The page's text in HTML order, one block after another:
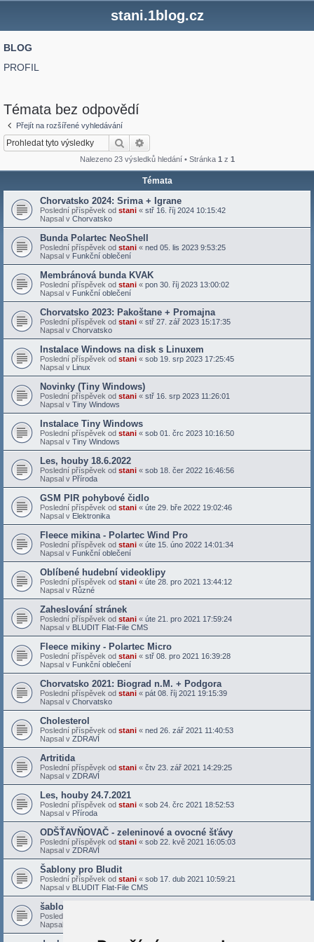
stani.1blog.cz
BLOG
PROFIL
Témata bez odpovědí
Přejít na rozšířené vyhledávání
Hledat
Nalezeno 23 výsledků hledání • Stránka 1 z 1
Témata
Chorvatsko 2024: Srima + Igrane
Poslední příspěvek od stani « stř 16. říj 2024 10:15:42
Napsal v Chorvatsko
Bunda Polartec NeoShell
Poslední příspěvek od stani « ned 05. lis 2023 9:53:25
Napsal v Funkční oblečení
Membránová bunda KVAK
Poslední příspěvek od stani « pon 30. říj 2023 13:00:02
Napsal v Funkční oblečení
Chorvatsko 2023: Pakoštane + Promajna
Poslední příspěvek od stani « stř 27. zář 2023 15:17:35
Napsal v Chorvatsko
Instalace Windows na disk s Linuxem
Poslední příspěvek od stani « sob 19. srp 2023 17:25:45
Napsal v Linux
Novinky (Tiny Windows)
Poslední příspěvek od stani « stř 16. srp 2023 11:26:01
Napsal v Tiny Windows
Instalace Tiny Windows
Poslední příspěvek od stani « sob 01. črc 2023 10:16:50
Napsal v Tiny Windows
Les, houby 18.6.2022
Poslední příspěvek od stani « sob 18. čer 2022 16:46:56
Napsal v Příroda
GSM PIR pohybové čidlo
Poslední příspěvek od stani « úte 29. bře 2022 19:02:46
Napsal v Elektronika
Fleece mikina - Polartec Wind Pro
Poslední příspěvek od stani « úte 15. úno 2022 14:01:34
Napsal v Funkční oblečení
Oblíbené hudební videoklipy
Poslední příspěvek od stani « úte 28. pro 2021 13:44:12
Napsal v Různé
Zaheslování stránek
Poslední příspěvek od stani « úte 21. pro 2021 17:59:24
Napsal v BLUDIT Flat-File CMS
Fleece mikiny - Polartec Micro
Poslední příspěvek od stani « stř 08. pro 2021 16:39:28
Napsal v Funkční oblečení
Chorvatsko 2021: Biograd n.M. + Podgora
Poslední příspěvek od stani « pát 08. říj 2021 19:15:39
Napsal v Chorvatsko
Cholesterol
Poslední příspěvek od stani « ned 26. zář 2021 11:40:53
Napsal v ZDRAVÍ
Artritida
Poslední příspěvek od stani « čtv 23. zář 2021 14:29:25
Napsal v ZDRAVÍ
Les, houby 24.7.2021
Poslední příspěvek od stani « sob 24. črc 2021 18:52:53
Napsal v Příroda
ODŠŤAVŇOVAČ - zeleninové a ovocné šťávy
Poslední příspěvek od stani « sob 22. kvě 2021 16:05:03
Napsal v ZDRAVÍ
Šablony pro Bludit
Poslední příspěvek od stani « sob 17. dub 2021 10:59:21
Napsal v BLUDIT Flat-File CMS
šablona Bludit - Docs X
Poslední příspěvek od
Napsal v